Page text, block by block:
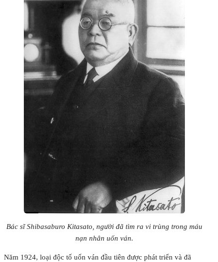
Bác sĩ Shibasaburo Kitasato, người đã tìm ra vi trùng trong máu
nạn nhân uốn ván.
Năm 1924, loại độc tố uốn ván đầu tiên được phát triển và đã